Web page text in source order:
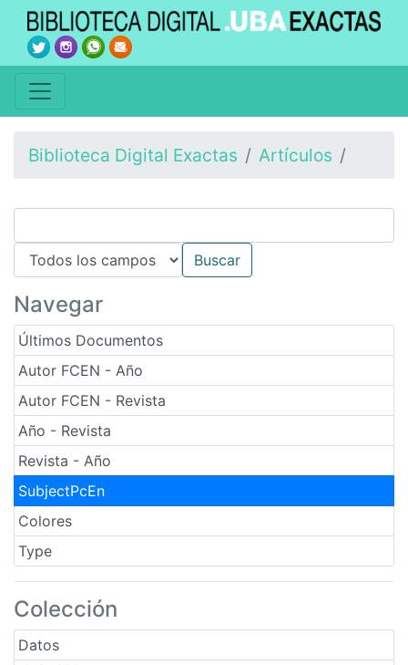
Biblioteca Digital Exactas Artículos
Navegar
Últimos Documentos
Autor FCEN - Año
Autor FCEN - Revista
Año - Revista
Revista - Año
SubjectPcEn
Colores
Type
Colección
Datos